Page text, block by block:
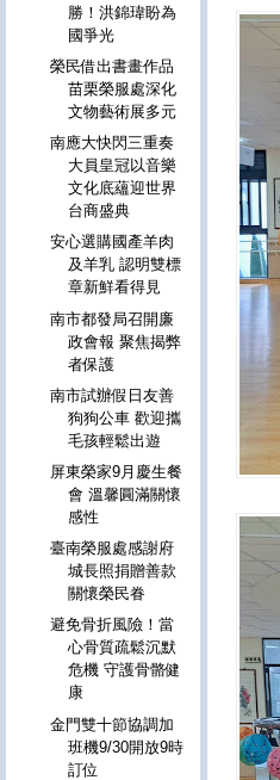
勝！洪錦瑋盼為
國爭光
榮民借出書畫作品
苗栗榮服處深化
文物藝術展多元
南應大快閃三重奏
大員皇冠以音樂
文化底蘊迎世界
台商盛典
安心選購國產羊肉
及羊乳 認明雙標
章新鮮看得見
南市都發局召開廉
政會報 聚焦揭弊
者保護
南市試辦假日友善
狗狗公車 歡迎攜
毛孩輕鬆出遊
屏東榮家9月慶生餐
會 溫馨圓滿關懷
感性
臺南榮服處感謝府
城長照捐贈善款
關懷榮民眷
避免骨折風險！當
心骨質疏鬆沉默
危機 守護骨骼健
康
金門雙十節協調加
班機9/30開放9時
訂位